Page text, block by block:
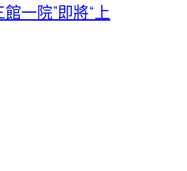
一院”即將“上